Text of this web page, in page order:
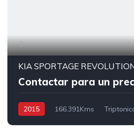
KIA SPORTAGE
Contactar para un
2015 166.391Kms